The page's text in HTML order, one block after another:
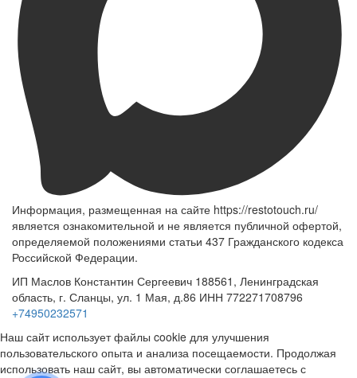
Информация, размещенная на сайте https://restotouch.ru/
является ознакомительной и не является публичной офертой,
определяемой положениями статьи 437 Гражданского кодекса
Российской Федерации.
ИП Маслов Константин Сергеевич 188561, Ленинградская
область, г. Сланцы, ул. 1 Мая, д.86 ИНН 772271708796
+74950232571
Наш сайт использует файлы cookie для улучшения
пользовательского опыта и анализа посещаемости. Продолжая
использовать наш сайт, вы автоматически соглашаетесь с